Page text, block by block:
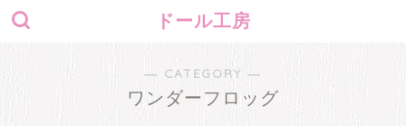
ドール工房
― CATEGORY ―
ワンダーフロッグ